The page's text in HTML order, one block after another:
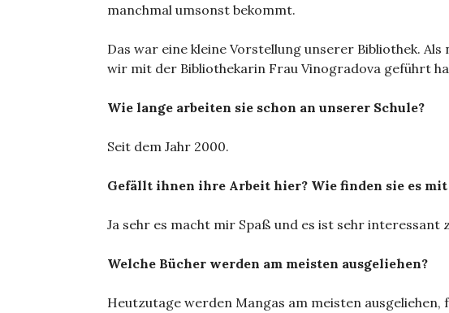
manchmal umsonst bekommt.
Das war eine kleine Vorstellung unserer Bibliothek.
wir mit der Bibliothekarin Frau Vinogradova geführt
Wie lange arbeiten sie schon an unserer Schule?
Seit dem Jahr 2000.
Gefällt ihnen ihre Arbeit hier? Wie finden sie es
Ja sehr es macht mir Spaß und es ist sehr interessant
Welche Bücher werden am meisten ausgeliehen?
Heutzutage werden Mangas am meisten